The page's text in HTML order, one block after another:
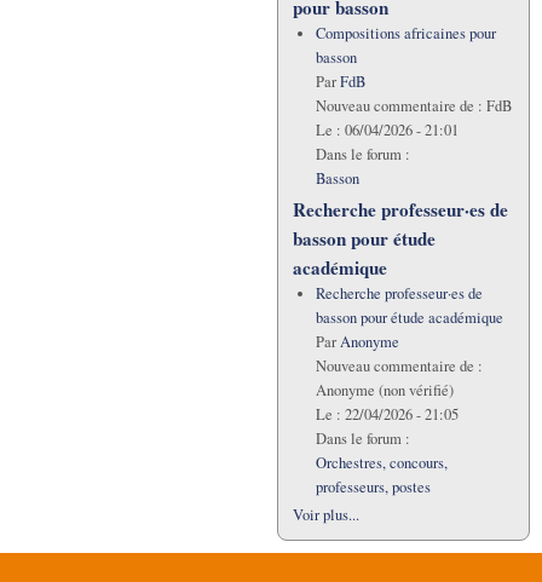
pour basson
Compositions africaines pour
basson
ParFdB
Nouveau commentaire de : FdB
Le : 06/04/2026 - 21:01
Dans le forum :
Basson
Recherche professeur·es de
basson pour étude
académique
Recherche professeur·es de
basson pour étude académique
ParAnonyme
Nouveau commentaire de :
Anonyme (non vérifié)
Le : 22/04/2026 - 21:05
Dans le forum :
Orchestres, concours,
professeurs, postes
Voir plus...